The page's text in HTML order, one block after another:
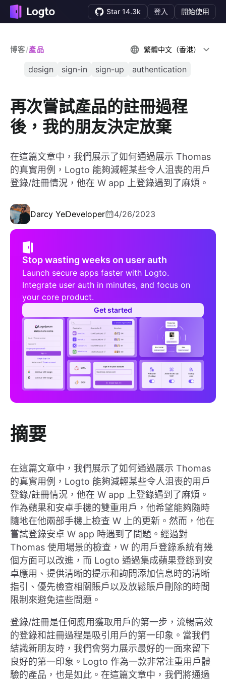
Star 14.3k 登入 開始使用
博客/產品 繁體中文（香港）
design sign-in sign-up authentication
再次嘗試產品的註冊過程
後，我的朋友決定放棄
在這篇文章中，我們展示了如何通過展示 Thomas
的真實用例，Logto 能夠減輕某些令人沮喪的用戶
登錄/註冊情況，他在 W app 上登錄遇到了麻煩。
Darcy YeDeveloper 4/26/2023
Stop wasting weeks on user auth
Launch secure apps faster with Logto.
Integrate user auth in minutes, and focus on
your core product.
Get started
摘要
在這篇文章中，我們展示了如何通過展示 Thomas
的真實用例，Logto 能夠減輕某些令人沮喪的用戶
登錄/註冊情況，他在 W app 上登錄遇到了麻煩。
作為蘋果和安卓手機的雙重用戶，他希望能夠隨時
隨地在他兩部手機上檢查 W 上的更新。然而，他在
嘗試登錄安卓 W app 時遇到了問題。經過對
Thomas 使用場景的檢查，W 的用戶登錄系統有幾
個方面可以改進，而 Logto 通過集成蘋果登錄到安
卓應用、提供清晰的提示和詢問添加信息時的清晰
指引、優先檢查相關賬戶以及放鬆賬戶刪除的時間
限制來避免這些問題。
登錄/註冊是任何應用獲取用戶的第一步，流暢高效
的登錄和註冊過程是吸引用戶的第一印象。當我們
結識新朋友時，我們會努力展示最好的一面來留下
良好的第一印象。Logto 作為一款非常注重用戶體
驗的產品，也是如此。在這篇文章中，我們將通過